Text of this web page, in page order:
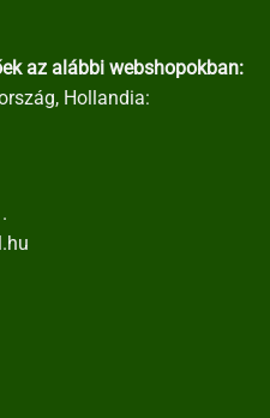
az alábbi webshopokban:
Hollandia: